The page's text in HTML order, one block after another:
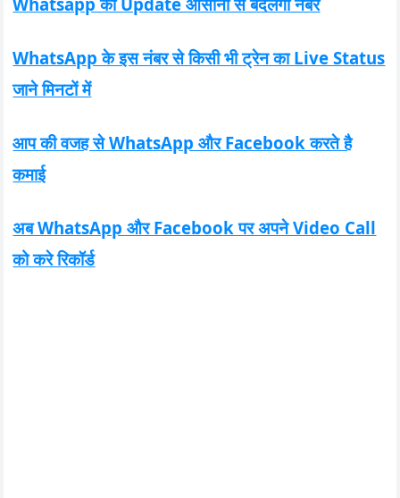
WhatsApp के इस नंबर से किसी भी ट्रेन का Live Status
जाने मिनटों में
आप की वजह से WhatsApp और Facebook करते है
कमाई
अब WhatsApp और Facebook पर अपने Video Call
को करे रिकॉर्ड